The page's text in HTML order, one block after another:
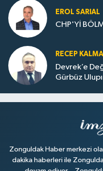
EROL SARIAL
CHP'Yİ
RECEP
Devrek’e
Gürbüz
Zonguldak Haber merkezi
dakika haberleri ile